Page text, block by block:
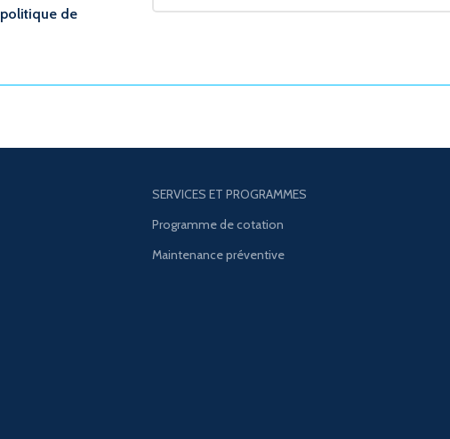
politique de
SERVICES ET PROGRAMMES
Programme de cotation
Maintenance préventive